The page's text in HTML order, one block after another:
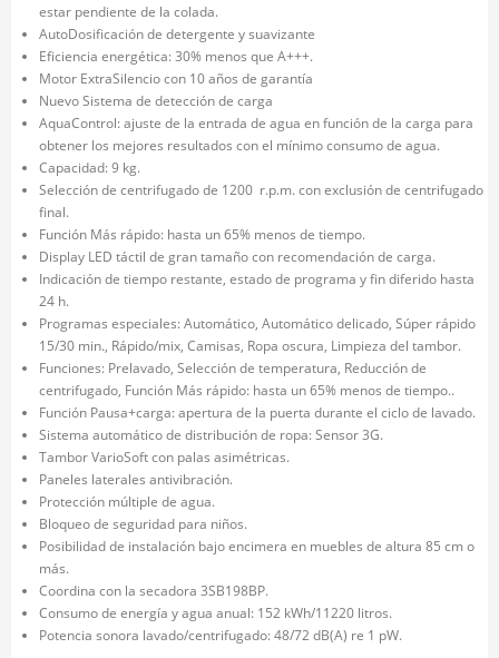
estar pendiente de la colada.
AutoDosificación de detergente y suavizante
Eficiencia energética: 30% menos que A+++.
Motor ExtraSilencio con 10 años de garantía
Nuevo Sistema de detección de carga
AquaControl: ajuste de la entrada de agua en función de la carga para
obtener los mejores resultados con el mínimo consumo de agua.
Capacidad: 9 kg.
Selección de centrifugado de 1200 r.p.m. con exclusión de centrifugado
final.
Función Más rápido: hasta un 65% menos de tiempo.
Display LED táctil de gran tamaño con recomendación de carga.
Indicación de tiempo restante, estado de programa y fin diferido hasta
24 h.
Programas especiales: Automático, Automático delicado, Súper rápido
15/30 min., Rápido/mix, Camisas, Ropa oscura, Limpieza del tambor.
Funciones: Prelavado, Selección de temperatura, Reducción de
centrifugado, Función Más rápido: hasta un 65% menos de tiempo..
Función Pausa+carga: apertura de la puerta durante el ciclo de lavado.
Sistema automático de distribución de ropa: Sensor 3G.
Tambor VarioSoft con palas asimétricas.
Paneles laterales antivibración.
Protección múltiple de agua.
Bloqueo de seguridad para niños.
Posibilidad de instalación bajo encimera en muebles de altura 85 cm o
más.
Coordina con la secadora 3SB198BP.
Consumo de energía y agua anual: 152 kWh/11220 litros.
Potencia sonora lavado/centrifugado: 48/72 dB(A) re 1 pW.